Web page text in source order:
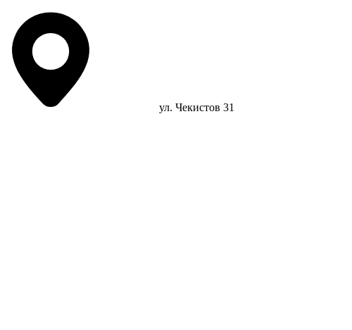
ул. Чекистов 31